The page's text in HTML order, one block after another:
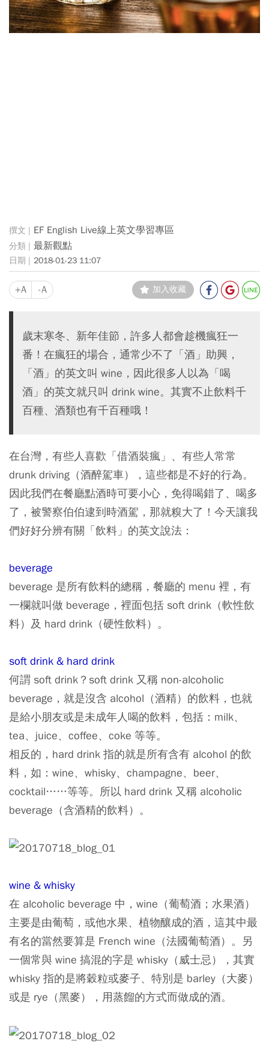
EF English Live線上英文學習專區
最新觀點
2018-01-23 11:07
+A -A 加入收藏
歲末寒冬、新年佳節，許多人都會趁機瘋狂一
番！在瘋狂的場合，通常少不了「酒」助興，
「酒」的英文叫 wine，因此很多人以為「喝
酒」的英文就只叫 drink wine。其實不止飲料千
百種、酒類也有千百種哦！
在台灣，有些人喜歡「借酒裝瘋」、有些人常常
drunk driving（酒醉駕車），這些都是不好的行為。
因此我們在餐廳點酒時可要小心，免得喝錯了、喝多
了，被警察伯伯逮到時酒駕，那就糗大了！今天讓我
們好好分辨有關「飲料」的英文說法：
beverage
beverage 是所有飲料的總稱，餐廳的 menu 裡，有
一欄就叫做 beverage，裡面包括 soft drink（軟性飲
料）及 hard drink（硬性飲料）。
soft drink & hard drink
何謂 soft drink？soft drink 又稱 non-alcoholic
beverage，就是沒含 alcohol（酒精）的飲料，也就
是給小朋友或是未成年人喝的飲料，包括：milk、
tea、juice、coffee、coke 等等。
相反的，hard drink 指的就是所有含有 alcohol 的飲
料，如：wine、whisky、champagne、beer、
cocktail……等等。所以 hard drink 又稱 alcoholic
beverage（含酒精的飲料）。
wine & whisky
在 alcoholic beverage 中，wine（葡萄酒；水果酒）
主要是由葡萄，或他水果、植物釀成的酒，這其中最
有名的當然要算是 French wine（法國葡萄酒）。另
一個常與 wine 搞混的字是 whisky（威士忌），其實
whisky 指的是將穀粒或麥子、特別是 barley（大麥）
或是 rye（黑麥），用蒸餾的方式而做成的酒。